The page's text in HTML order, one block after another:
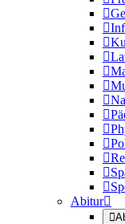













Abitur
